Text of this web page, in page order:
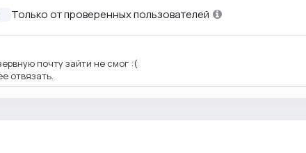
Только от проверенных пользователей
почту зайти не смог :(
отвязать.